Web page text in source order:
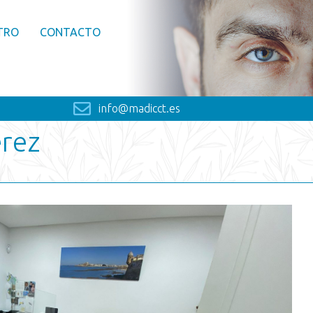
CONTACTO
info@madicct.es